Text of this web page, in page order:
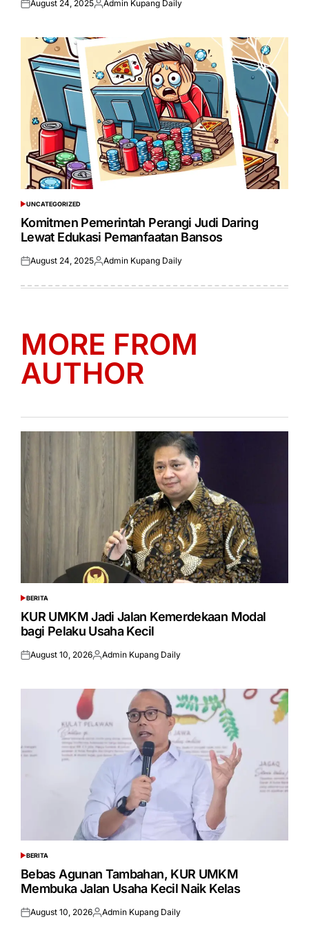
Posted
August 24, 2025Posted
Admin Kupang Daily
POSTED
IN
UNCATEGORIZED
Komitmen Pemerintah Perangi Judi Daring
Lewat Edukasi Pemanfaatan Bansos
Posted
August 24, 2025Posted
Admin Kupang Daily
MORE FROM
AUTHOR
POSTED
IN
BERITA
KUR UMKM Jadi Jalan Kemerdekaan Modal
bagi Pelaku Usaha Kecil
Posted
August 10, 2026Posted
Admin Kupang Daily
POSTED
IN
BERITA
Bebas Agunan Tambahan, KUR UMKM
Membuka Jalan Usaha Kecil Naik Kelas
Posted
August 10, 2026Posted
Admin Kupang Daily